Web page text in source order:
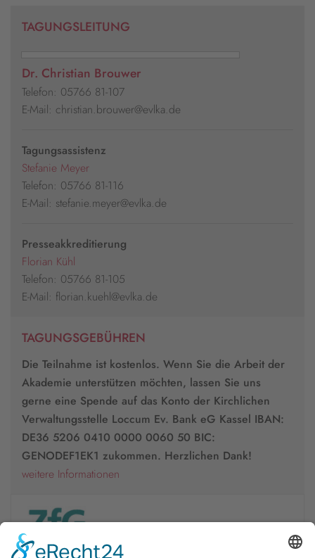
TAGUNGSLEITUNG
Dr. Christian Brouwer
Telefon: 05766 81-107
E-Mail: christian.brouwer@evlka.de
Tagungsassistenz
Stefanie Meyer
Telefon: 05766 81-116
E-Mail: stefanie.meyer@evlka.de
Presseakkreditierung
Florian Kühl
Telefon: 05766 81-105
E-Mail: florian.kuehl@evlka.de
TAGUNGSGEBÜHREN
Die Teilnahme ist kostenlos. Wenn Sie die Arbeit der
Akademie unterstützen möchten, lassen Sie uns
gerne eine Spende auf das Konto der Kirchlichen
Verwaltungsstelle Loccum Ev. Bank eG Kassel IBAN:
DE36 5206 0410 0000 0060 50 BIC:
GENODEF1EK1 zukommen. Herzlichen Dank!
weitere Informationen